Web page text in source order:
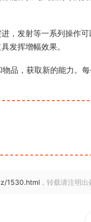
，发射等一系列操作
发挥增幅效果。
品，获取新的能力。
1530.html ，转载请注明